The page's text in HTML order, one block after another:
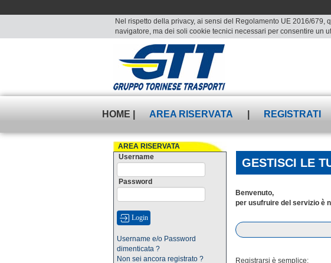
Nel rispetto della privacy, ai sensi del Regolamento UE 2016/
navigatore, ma dei soli cookie tecnici necessari per consentire un
HOME | AREA RISERVATA REGISTRATI
AREA RISERVATA
Username
Password
Username e/o Password
dimenticata ?
Non sei ancora registrato ?
GESTISCI LE
Benvenuto,
per usufruire del servizio è
Registrarsi è semplice: